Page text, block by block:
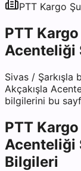
PTT Kargo
PTT
Acenteliği
Sivas / Şarkışla
Akçakışla
bilgilerini bu
PTT
Acenteliği
Bilgileri